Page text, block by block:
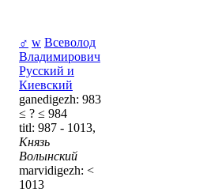
♂ w Всеволод
Владимирович
Русский и
Киевский
ganedigezh: 983
≤ ? ≤ 984
titl: 987 - 1013,
Князь
Волынский
marvidigezh: <
1013